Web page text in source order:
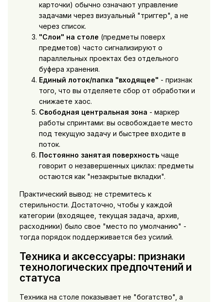
карточки) обычно означают управление
задачами через визуальный "триггер", а не
через список.
"Слои" на столе (предметы поверх
предметов) часто сигнализируют о
параллельных проектах без отдельного
буфера хранения.
Единый лоток/папка "входящее" - признак
того, что вы отделяете сбор от обработки и
снижаете хаос.
Свободная центральная зона - маркер
работы спринтами: вы освобождаете место
под текущую задачу и быстрее входите в
поток.
Постоянно занятая поверхностьчаще
говорит о незавершенных циклах: предметы
остаются как "незакрытые вкладки".
Практический вывод: не стремитесь к
стерильности. Достаточно, чтобы у каждой
категории (входящее, текущая задача, архив,
расходники) было свое "место по умолчанию" -
тогда порядок поддерживается без усилий.
Техника и аксессуары: признаки
технологических предпочтений и
статуса
Техника на столе показывает не "богатство", а